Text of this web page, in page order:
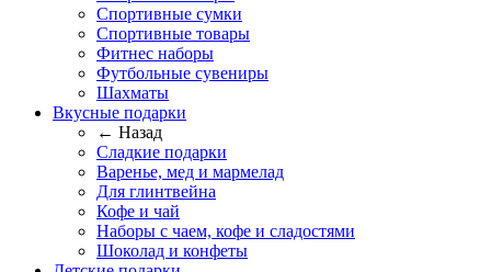
Спортивные сумки
Спортивные товары
Фитнес наборы
Футбольные сувениры
Шахматы
Вкусные подарки
← Назад
Сладкие подарки
Варенье, мед и мармелад
Для глинтвейна
Кофе и чай
Наборы с чаем, кофе и сладостями
Шоколад и конфеты